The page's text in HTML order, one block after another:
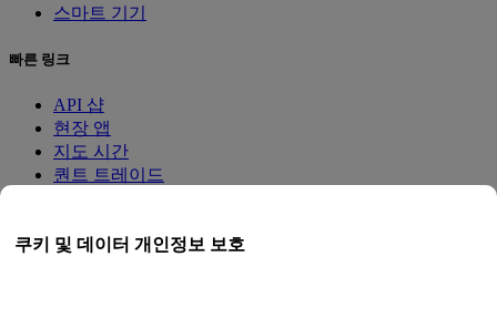
쿠키 및 데이터 개인정보 보호
스마트 기기
빠른 링크
API 샵
현장 앱
지도 시간
퀀트 트레이드
사용자 가이드